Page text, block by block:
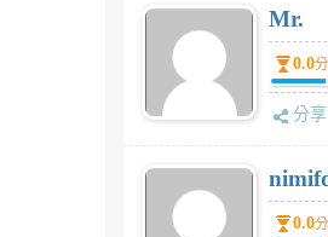
Mr.
0.0分
分享
0.0分